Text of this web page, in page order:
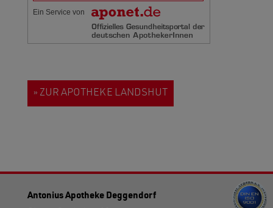
Ein Service von
» ZUR APOTHEKE LANDSHUT
Antonius Apotheke Deggendorf